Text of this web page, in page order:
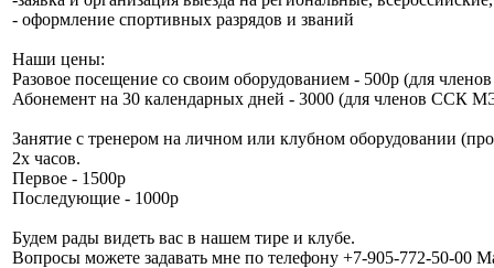
- оформление спортивных разрядов и званий
Наши цены:
Разовое посещение со своим оборудованием - 500р (для
Абонемент на 30 календарных дней - 3000 (для членов ССК
Занятие с тренером на личном или клубном оборудовании
2х часов.
Первое - 1500р
Последующие - 1000р
Будем рады видеть вас в нашем тире и клубе.
Вопросы можете задавать мне по телефону +7-905-772-50-00